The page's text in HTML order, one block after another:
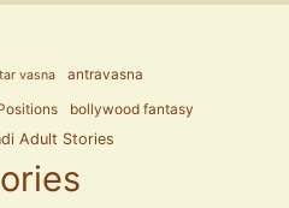
vasna antravasna
bollywood fantasy
Adult Stories